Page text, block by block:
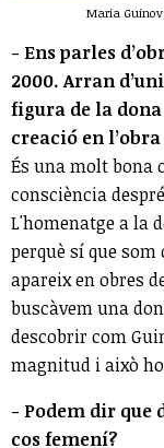
Maria
- Ens parles
2000. Arran
figura de la
creació en
És una molt bona
consciència
L'homenatge a la
perquè sí que
apareix en obres
buscàvem una
descobrir com
magnitud i això
- Podem dir que
cos femení?